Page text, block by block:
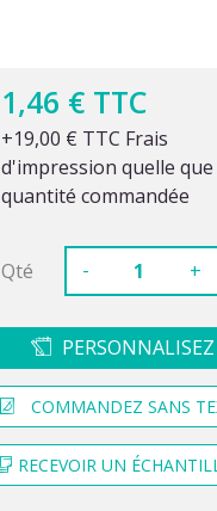
1,46 € TTC
+19,00 € TTC Frais
d'impression quelle
quantité commandée
Qté - +
PERSONNALISEZ
COMMANDEZ SANS
RECEVOIR UN